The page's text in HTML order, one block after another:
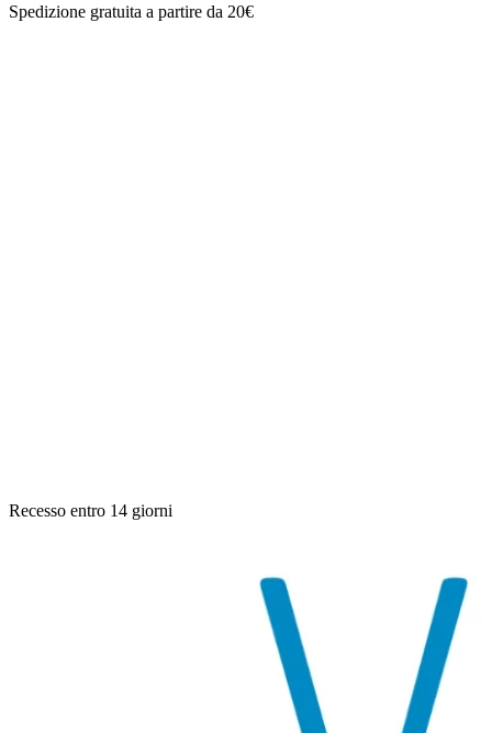
Spedizione gratuita a partire da 20€
Recesso entro 14 giorni